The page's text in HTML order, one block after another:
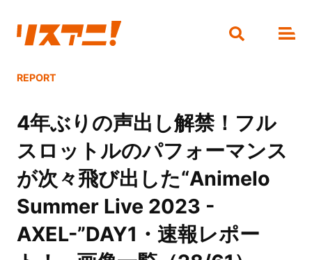
REPORT
4年ぶりの声出し解禁！フル
スロットルのパフォーマンス
が次々飛び出した“Animelo
Summer Live 2023 -
AXEL-”DAY1・速報レポー